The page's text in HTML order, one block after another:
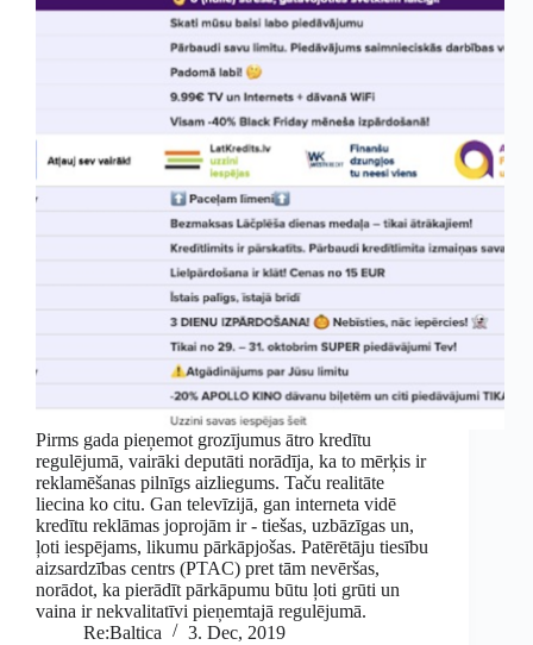
Pirms gada pieņemot grozījumus ātro kredītu
regulējumā, vairāki deputāti norādīja, ka to mērķis ir
reklamēšanas pilnīgs aizliegums. Taču realitāte
liecina ko citu. Gan televīzijā, gan interneta vidē
kredītu reklāmas joprojām ir - tiešas, uzbāzīgas un,
ļoti iespējams, likumu pārkāpjošas. Patērētāju tiesību
aizsardzības centrs (PTAC) pret tām nevēršas,
norādot, ka pierādīt pārkāpumu būtu ļoti grūti un
vaina ir nekvalitatīvi pieņemtajā regulējumā.
Re:Baltica
3. Dec, 2019